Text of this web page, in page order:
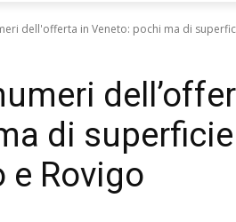
dell'offerta in Veneto: pochi ma di
di
e Rovigo